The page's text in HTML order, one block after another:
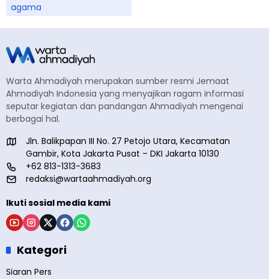
agama
Warta Ahmadiyah merupakan sumber resmi Jemaat
Ahmadiyah Indonesia yang menyajikan ragam informasi
seputar kegiatan dan pandangan Ahmadiyah mengenai
berbagai hal.
Jln. Balikpapan III No. 27 Petojo Utara, Kecamatan
Gambir, Kota Jakarta Pusat – DKI Jakarta 10130
+62 813-1313-3683
redaksi@wartaahmadiyah.org
Ikuti sosial media kami
Kategori
Siaran Pers